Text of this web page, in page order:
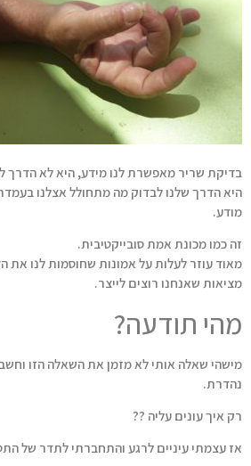
בדיקת שריר מאפשרת לנו מידע, היא לא הדרך
היא הדרך שלנו לבדוק מה מתחולל אצלנו
מודע.
זה כמו מכונת אמת סובייקטיבית.
מאוד עוזר לעלות על אמונות שחוסמות לנו את
מציאות שאנחנו רוצים לייצר.
מהי תודעה?
מישהי שאלה אותי לא מזמן את השאלה הזו
נהדרת.
רק איך עונים עליה ??
אז עצמתי עיניים לרגע והתחברתי לתדר של